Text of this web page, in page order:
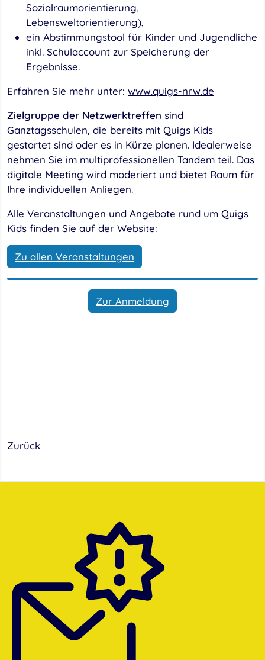
Sozialraumorientierung,
Lebensweltorientierung),
ein Abstimmungstool für Kinder und Jugendliche
inkl. Schulaccount zur Speicherung der
Ergebnisse.
Erfahren Sie mehr unter: www.quigs-nrw.de
Zielgruppe der Netzwerktreffen sind
Ganztagsschulen, die bereits mit Quigs Kids
gestartet sind oder es in Kürze planen. Idealerweise
nehmen Sie im multiprofessionellen Tandem teil. Das
digitale Meeting wird moderiert und bietet Raum für
Ihre individuellen Anliegen.
Alle Veranstaltungen und Angebote rund um Quigs
Kids finden Sie auf der Website:
Zu allen Veranstaltungen
Zur Anmeldung
Zurück